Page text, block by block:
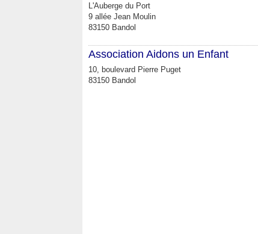
L'Auberge du Port
9 allée Jean Moulin
83150 Bandol
Association Aidons un Enfant
10, boulevard Pierre Puget
83150 Bandol